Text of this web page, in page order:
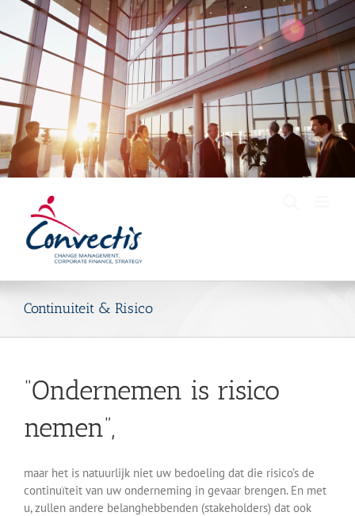
content
Continuiteit & Risico
“Ondernemen is risico
nemen”,
maar het is natuurlijk niet uw bedoeling dat die risico’s de
continuïteit van uw onderneming in gevaar brengen. En met
u, zullen andere belanghebbenden (stakeholders) dat ook